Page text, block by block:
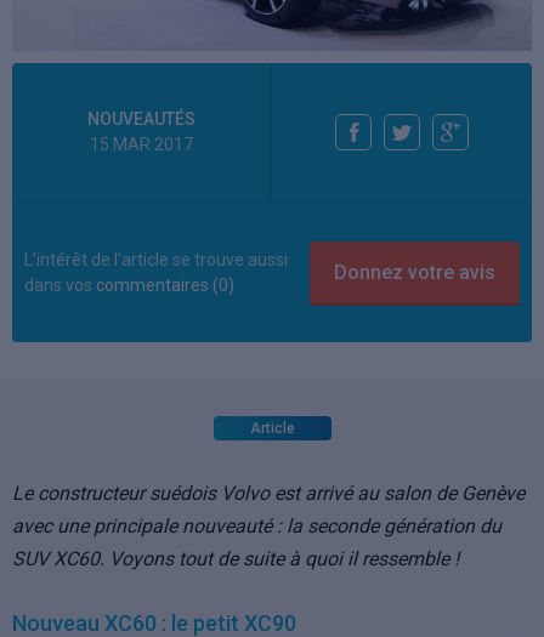
NOUVEAUTÉS
15 MAR 2017
L'intérêt de l'article se trouve aussi
dans vos commentaires (0)
Article
Le constructeur suédois Volvo est arrivé au salon de Genève
avec une principale nouveauté : la seconde génération du
SUV XC60. Voyons tout de suite à quoi il ressemble !
Nouveau XC60 : le petit XC90